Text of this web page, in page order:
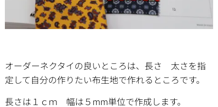
オーダーネクタイの良いところは、長さ 太さを指
定して自分の作りたい布生地で作れるところです。
長さは１ｃｍ 幅は５mm単位で作成します。